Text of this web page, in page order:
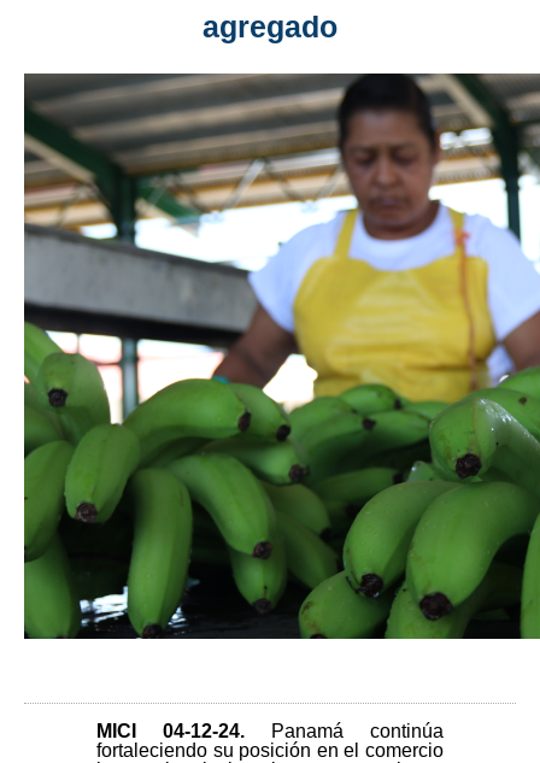
agregado
MICI 04-12-24.
Panamá continúa
fortaleciendo su posición en el comercio